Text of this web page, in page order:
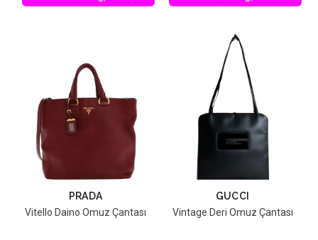
PRADA
Vitello Daino Omuz Çantası
GUCCI
Vintage Deri Omuz Çantası